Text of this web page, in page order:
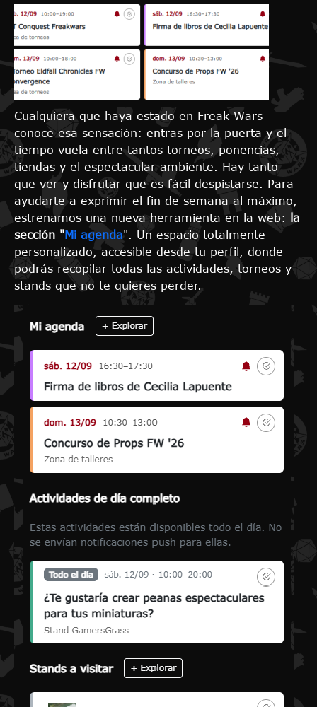
Cualquiera que haya estado en Freak Wars
conoce esa sensación: entras por la puerta y el
tiempo vuela entre tantos torneos, ponencias,
tiendas y el espectacular ambiente. Hay tanto
que ver y disfrutar que es fácil despistarse. Para
ayudarte a exprimir el fin de semana al máximo,
estrenamos una nueva herramienta en la web:
la
sección "Mi agenda". Un espacio totalmente
personalizado, accesible desde tu perfil, donde
podrás recopilar todas las actividades, torneos y
stands que no te quieres perder.